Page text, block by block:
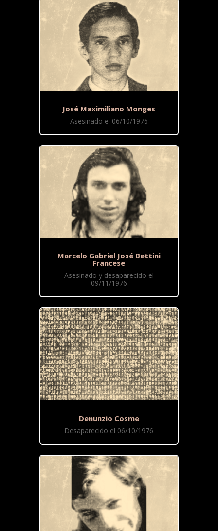
José Maximiliano Monges
Asesinado el 06/10/1976
Marcelo Gabriel José Bettini
Francese
Asesinado y desaparecido el
09/11/1976
Denunzio Cosme
Desaparecido el 06/10/1976